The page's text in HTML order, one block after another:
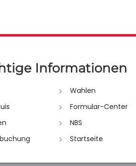
Informationen
Wahlen
Formular-Center
NBS
Startseite